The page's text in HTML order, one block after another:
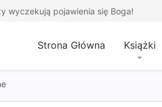
wyczekują pojawienia się Boga!
Strona Główna Książki